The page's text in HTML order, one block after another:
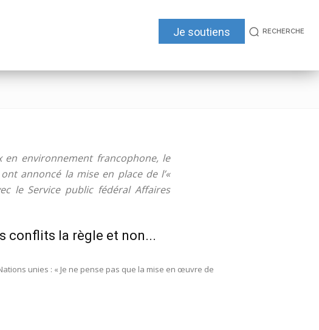
Je soutiens RECHERCHE
environnement francophone, le
annoncé la mise en place de l’«
le Service public fédéral Affaires
conflits la règle et non...
unies : « Je ne pense pas que la mise en œuvre de